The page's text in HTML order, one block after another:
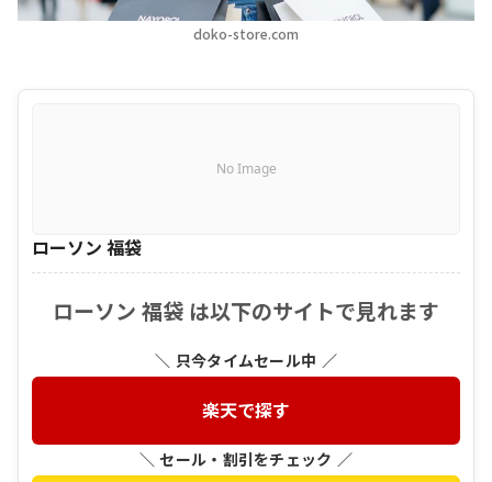
doko-store.com
No Image
ローソン 福袋
ローソン 福袋 は以下のサイトで見れます
＼ 只今タイムセール中 ／
楽天で探す
＼ セール・割引をチェック ／